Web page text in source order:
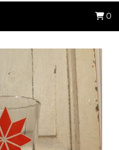
0